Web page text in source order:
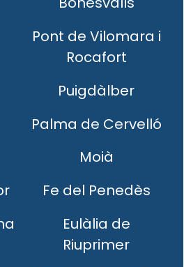
Pont de Vilomara i
Rocafort
Puigdàlber
Palma de Cervelló
Moià
Fe del Penedès
Eulàlia de
Riuprimer